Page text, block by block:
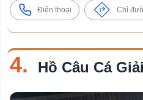
Điện thoại Chỉ
4. Hồ Câu Cá